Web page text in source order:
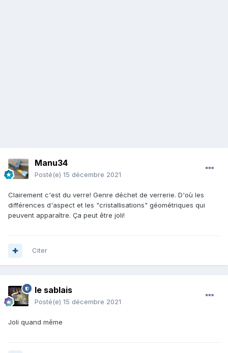
Manu34
Posté(e) 15 décembre 2021
Clairement c'est du verre! Genre déchet de verrerie. D'où les
différences d'aspect et les "cristallisations" géométriques qui
peuvent apparaître. Ça peut être joli!
Citer
le sablais
Posté(e) 15 décembre 2021
Joli quand même